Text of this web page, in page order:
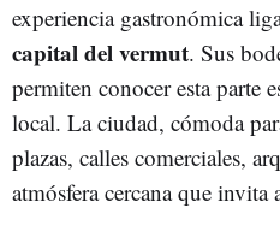
experiencia gastronómica
capital del vermut. Sus
permiten conocer esta parte
local. La ciudad, cómoda
plazas, calles comerciales,
atmósfera cercana que